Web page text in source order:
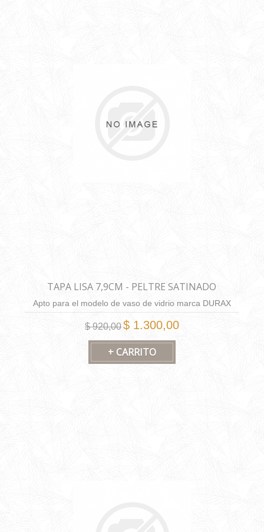
TAPA LISA 7,9CM - PELTRE SATINADO
Apto para el modelo de vaso de vidrio marca DURAX
modelos Imperial, juliana, Diamante, Tornado y Coraline.
79mm de diametro x 8mm de alto
$ 920,00$ 1.300,00